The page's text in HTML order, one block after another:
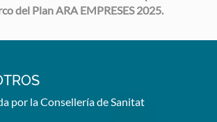
del Plan ARA EMPRESES 2025.
por la Consellería de Sanitat